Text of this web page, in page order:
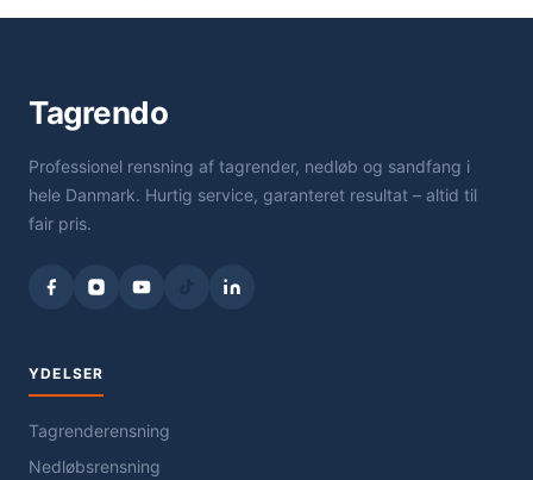
Tagrendo
Professionel rensning af tagrender, nedløb og sandfang i
hele Danmark. Hurtig service, garanteret resultat – altid til
fair pris.
YDELSER
Tagrenderensning
Nedløbsrensning